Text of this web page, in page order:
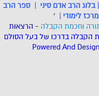
|בלוג הרב אדם סיני |ספר הרב
מרכז לימודי |
'
וחכמת הקבלה - הרצאות
הקבלה בדרכו של בעל הסולם
Powered And